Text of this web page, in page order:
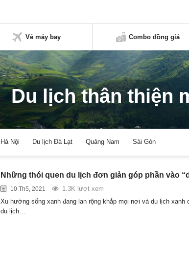
Vé máy bay Combo đồng giá
Du lịch thân thiện
Hà Nội Du lịch Đà Lạt Quảng Nam Sài Gòn
Những thói quen du lịch đơn giản góp phần vào
10 Th5, 2021
1.3K lượt xem
Xu hướng sống xanh đang lan rộng khắp mọi nơi và du lịch xanh
du lịch…